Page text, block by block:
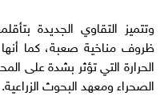
وتتميز التقاوي الجديدة
ظروف مناخية صعبة، كما
الحرارة التي تؤثر بشدة على
الصحراء ومعهد البحوث الزراعية.